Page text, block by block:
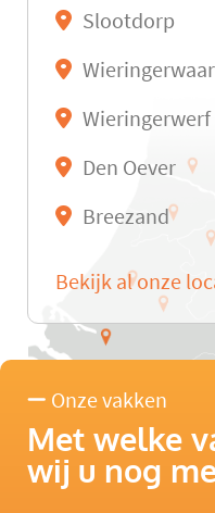
Slootdorp
Wieringerwerf
Den Oever
Breezand
Bekijk al onze
Onze vakken
Met welke
wij u nog